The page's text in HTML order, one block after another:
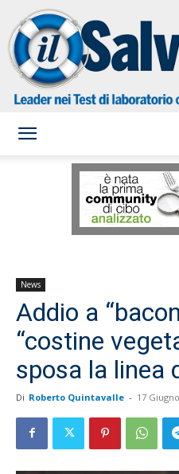
News
Addio a
“costine
sposa la linea
Di Roberto Quintavalle - 17